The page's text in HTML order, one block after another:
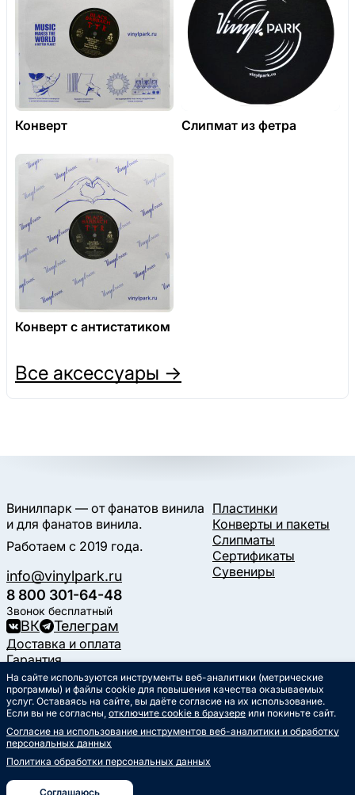
Конверт Слипмат из фетра
Конверт с антистатиком
Все аксессуары →
Винилпарк — от фанатов винила
и для фанатов винила.
Работаем с 2019 года.
info@vinylpark.ru
8 800 301-64-48
Звонок бесплатный
ВК Телеграм
Пластинки
Конверты и пакеты
Слипматы
Сертификаты
Сувениры
Доставка и оплата
Гарантия
Контакты
Статьи
Музыкальный календарь
Публичная оферта
Политика обработки
Согласие на обработкуперсональных данных
На сайте используются инструменты веб-аналитики (метрические
программы) и файлы cookie для повышения качества оказываемых
услуг. Оставаясь на сайте, вы даёте согласие на их использование.
Если вы не согласны, отключите cookie в браузере или покиньте сайт.
Согласие на использование инструментов веб-аналитики и обработку
персональных данных
Политика обработки персональных данных
Соглашаюсь